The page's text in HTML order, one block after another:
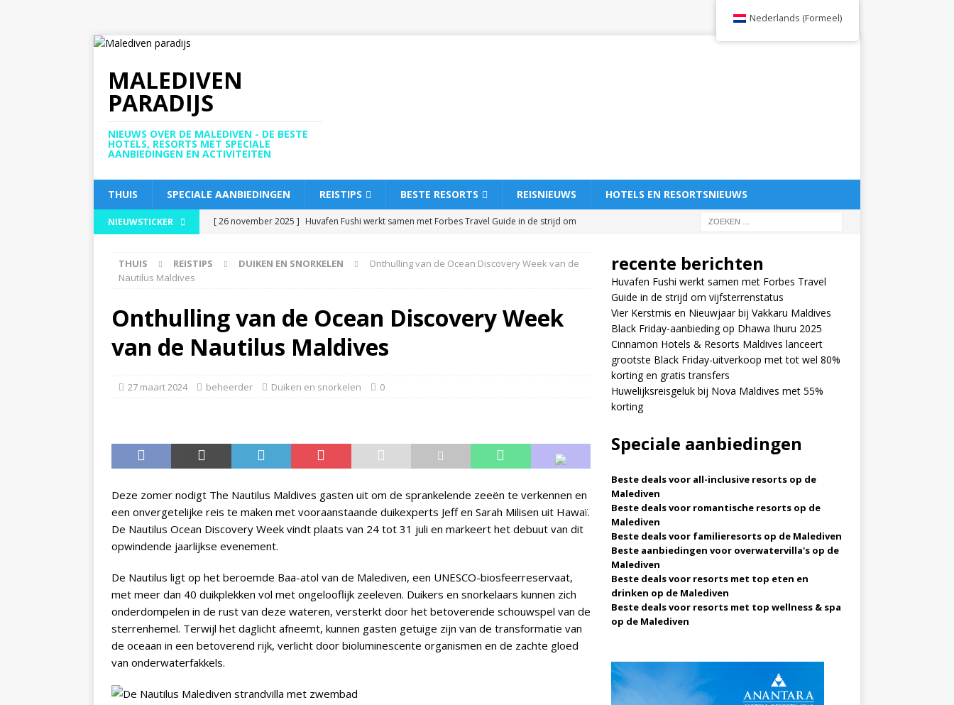
MALEDIVEN
PARADIJS
NIEUWS OVER DE MALEDIVEN - DE BESTE
HOTELS, RESORTS MET SPECIALE
AANBIEDINGEN EN ACTIVITEITEN
THUIS SPECIALE AANBIEDINGEN REISTIPS BESTE RESORTS REISNIEUWS HOTELS EN RESORTSNIEUWS
NIEUWSTICKER [ 26 november 2025 ] Huvafen Fushi werkt samen met Forbes Travel Guide in de strijd om
[ 24 november 2025 ] Vier Kerstmis en Nieuwjaar bij Vakkaru Maldives
5-
[ 21 november 2025 ] Black Friday-aanbieding op Dhawa Ihuru 2025
SPECIALE
AANBIEDINGEN
uitverkoop met tot wel 80% korting en gratis transfers
THUIS REISTIPS DUIKEN EN SNORKELEN
Onthulling van de Ocean Discovery Week van de
Nautilus Maldives
Onthulling van de Ocean Discovery Week
van de Nautilus Maldives
27 maart 2024 beheerder Duiken en snorkelen 0
Deze zomer nodigt The Nautilus Maldives gasten uit om de sprankelende zeeën te verkennen en
een onvergetelijke reis te maken met vooraanstaande duikexperts Jeff en Sarah Milisen uit Hawaï.
De Nautilus Ocean Discovery Week vindt plaats van 24 tot 31 juli en markeert het debuut van dit
opwindende jaarlijkse evenement.
De Nautilus ligt op het beroemde Baa-atol van de Malediven, een UNESCO-biosfeerreservaat,
met meer dan 40 duikplekken vol met ongelooflijk zeeleven. Duikers en snorkelaars kunnen zich
onderdompelen in de rust van deze wateren, versterkt door het betoverende schouwspel van de
sterrenhemel. Terwijl het daglicht afneemt, kunnen gasten getuige zijn van de transformatie van
de oceaan in een betoverend rijk, verlicht door bioluminescente organismen en de zachte gloed
van onderwaterfakkels.
recente berichten
Huvafen Fushi werkt samen met Forbes Travel
Guide in de strijd om vijfsterrenstatus
Vier Kerstmis en Nieuwjaar bij Vakkaru Maldives
Black Friday-aanbieding op Dhawa Ihuru 2025
Cinnamon Hotels & Resorts Maldives lanceert
grootste Black Friday-uitverkoop met tot wel 80%
korting en gratis transfers
Huwelijksreisgeluk bij Nova Maldives met 55%
korting
Speciale aanbiedingen
Beste deals voor all-inclusive resorts op de
Malediven
Beste deals voor romantische resorts op de
Malediven
Beste deals voor familieresorts op de Malediven
Beste aanbiedingen voor overwatervilla's op de
Malediven
Beste deals voor resorts met top eten en
drinken op de Malediven
Beste deals voor resorts met top wellness & spa
op de Malediven
Nederlands (Formeel)